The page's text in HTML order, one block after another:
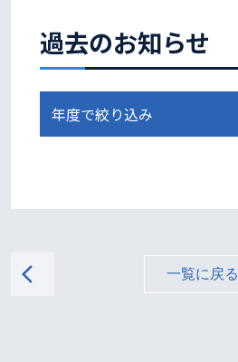
過去のお知らせ
arrow_back_ios 一覧に戻る